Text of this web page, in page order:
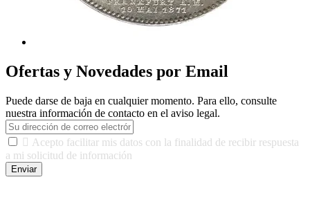
Ofertas y Novedades por Email
Puede darse de baja en cualquier momento. Para ello, consulte
nuestra información de contacto en el aviso legal.
 Acepto facilitar mis datos con la finalidad de recibir respuesta
a mi solicitud de información
Enviar